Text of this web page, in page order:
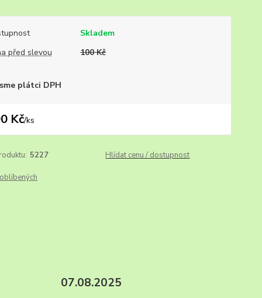
Skladem
před slevou
100 Kč
plátci DPH
Kč/ks
5227 Hlídat cenu / dostupnost
útes. 07.08.2025